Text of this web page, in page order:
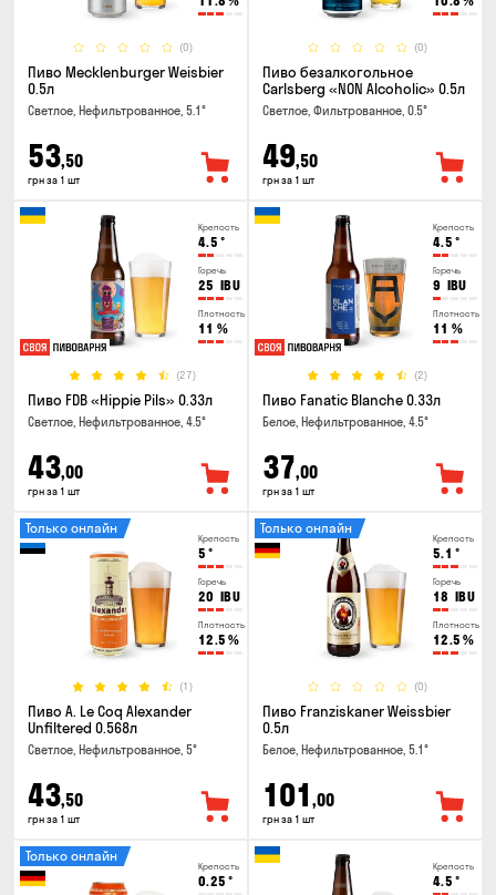
(0)
Пиво Mecklenburger Weisbier
0.5л
Светлое, Нефильтрованное, 5.1°
53,50
грн за 1 шт
(0)
Пиво безалкогольное
Carlsberg «NON Alcoholic» 0.5л
Светлое, Фильтрованное, 0.5°
49,50
грн за 1 шт
Крепость
4.5 °
Горечь
25 IBU
Плотность
11 %
(27)
Пиво FDB «Hippie Pils» 0.33л
Светлое, Нефильтрованное, 4.5°
43,00
грн за 1 шт
Крепость
4.5 °
Горечь
9 IBU
Плотность
11 %
(2)
Пиво Fanatic Blanche 0.33л
Белое, Нефильтрованное, 4.5°
37,00
грн за 1 шт
Крепость
5 °
Горечь
20 IBU
Плотность
12.5 %
(1)
Только онлайн
Пиво A. Le Coq Alexander
Unfiltered 0.568л
Светлое, Нефильтрованное, 5°
43,50
грн за 1 шт
Крепость
5.1 °
Горечь
18 IBU
Плотность
12.5 %
(0)
Только онлайн
Пиво Franziskaner Weissbier
0.5л
Белое, Нефильтрованное, 5.1°
101 ,00
грн за 1 шт
Крепость
0.25 °
Только онлайн
Крепость
4.5 °